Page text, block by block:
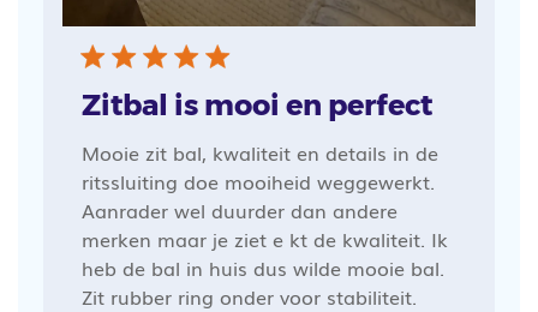
Zitbal is mooi en perfect
Mooie zit bal, kwaliteit en details in de
ritssluiting doe mooiheid weggewerkt.
Aanrader wel duurder dan andere
merken maar je ziet e kt de kwaliteit. Ik
heb de bal in huis dus wilde mooie bal.
Zit rubber ring onder voor stabiliteit.